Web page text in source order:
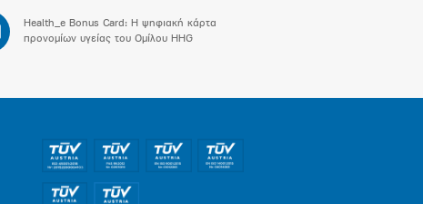
Health_e Bonus Card: H ψηφιακή κάρτα
προνομίων υγείας του Ομίλου HHG